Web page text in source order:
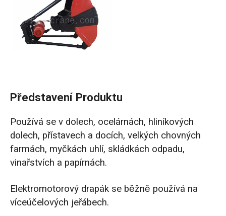
Představení Produktu
Používá se v dolech, ocelárnách, hliníkových
dolech, přístavech a docích, velkých chovných
farmách, myčkách uhlí, skládkách odpadu,
vinařstvích a papírnách.
Elektromotorový drapák se běžně používá na
víceúčelových jeřábech.